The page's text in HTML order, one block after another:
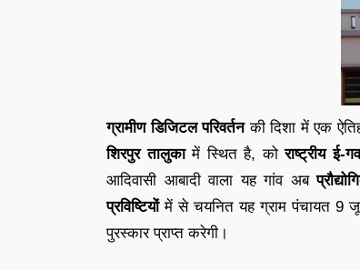
ग्रामीण डिजिटल परिवर्तनकी दिशा में एक
शिरपुर तालुकामें स्थित है, कोराष्ट्रीय ई-
आदिवासी आबादी वाला यह गांव अब
प्रविष्टियोंमें से चयनित यह ग्राम पंचायत 9
पुरस्कार प्राप्त करेगी।